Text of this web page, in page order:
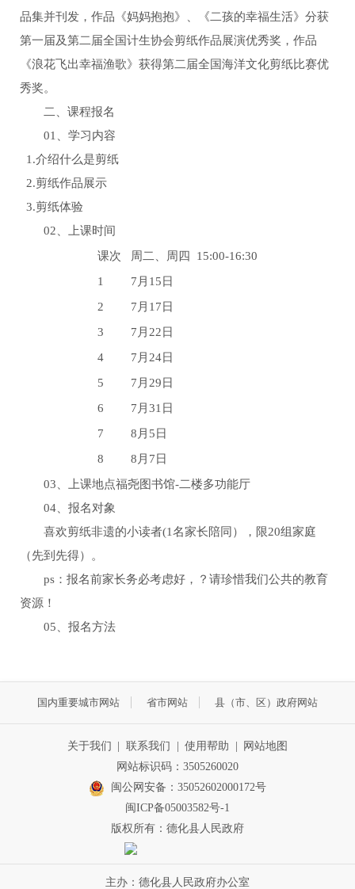
品集并刊发，作品《妈妈抱抱》、《二孩的幸福生活》分获
第一届及第二届全国计生协会剪纸作品展演优秀奖，作品
《浪花飞出幸福渔歌》获得第二届全国海洋文化剪纸比赛优
秀奖。
二、课程报名
01、学习内容
1.介绍什么是剪纸
2.剪纸作品展示
3.剪纸体验
02、上课时间
课次
周二、周四 15:00-16:30
1
7月15日
2
7月17日
3
7月22日
4
7月24日
5
7月29日
6
7月31日
7
8月5日
8
8月7日
03、上课地点福尧图书馆-二楼多功能厅
04、报名对象
喜欢剪纸非遗的小读者(1名家长陪同），限20组家庭
（先到先得）。
ps：报名前家长务必考虑好，？请珍惜我们公共的教育
资源！
05、报名方法
国内重要城市网站 省市网站 县（市、区）政府网站
关于我们 联系我们 使用帮助
网站地图
网站标识码：3505260020
闽公网安备：35052602000172号
闽ICP备05003582号-1
版权所有：德化县人民政府
主办：德化县人民政府办公室